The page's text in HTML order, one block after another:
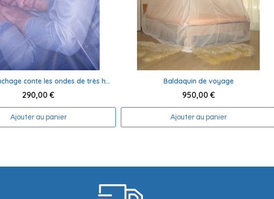
Sac de couchage conte les ondes de très hautes fréquences
290,00 €
Ajouter au panier
Baldaquin de voyage
950,00 €
Ajouter au panier